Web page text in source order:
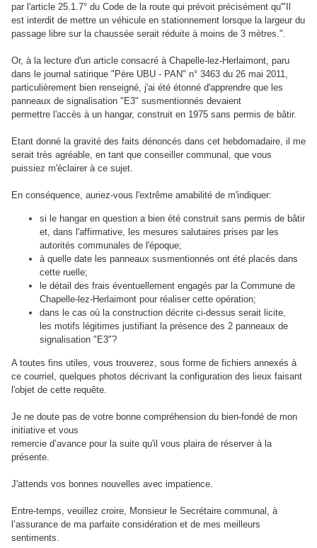
par l'article 25.1.7° du Code de la route qui prévoit précisément qu'"Il
est interdit de mettre un véhicule en stationnement lorsque la largeur du
passage libre sur la chaussée serait réduite à moins de 3 mètres.".
Or, à la lecture d'un article consacré à Chapelle-lez-Herlaimont, paru
dans le journal satirique "Père UBU - PAN" n° 3463 du 26 mai 2011,
particulièrement bien renseigné, j'ai été étonné d'apprendre que les
panneaux de signalisation "E3" susmentionnés devaient
permettre l'accès à un hangar, construit en 1975 sans permis de bâtir.
Etant donné la gravité des faits dénoncés dans cet hebdomadaire, il me
serait très agréable, en tant que conseiller communal, que vous
puissiez m'éclairer à ce sujet.
En conséquence, auriez-vous l'extrême amabilité de m'indiquer:
si le hangar en question a bien été construit sans permis de bâtir
et, dans l'affirmative, les mesures salutaires prises par les
autorités communales de l'époque;
à quelle date les panneaux susmentionnés ont été placés dans
cette ruelle;
le détail des frais éventuellement engagés par la Commune de
Chapelle-lez-Herlaimont pour réaliser cette opération;
dans le cas où la construction décrite ci-dessus serait licite,
les motifs légitimes justifiant la présence des 2 panneaux de
signalisation "E3"?
A toutes fins utiles, vous trouverez, sous forme de fichiers annexés à
ce courriel, quelques photos décrivant la configuration des lieux faisant
l'objet de cette requête.
Je ne doute pas de votre bonne compréhension du bien-fondé de mon
initiative et vous
remercie d’avance pour la suite qu'il vous plaira de réserver à la
présente.
J'attends vos bonnes nouvelles avec impatience.
Entre-temps, veuillez croire, Monsieur le Secrétaire communal, à
l’assurance de ma parfaite considération et de mes meilleurs
sentiments.